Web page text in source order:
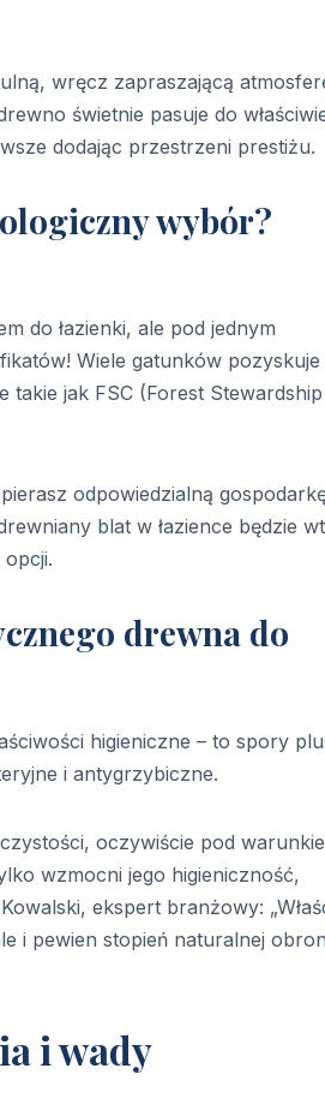
wręcz zapraszającą
świetnie pasuje do
dodając przestrzeni prestiżu.
wybór?
do łazienki, ale pod jednym
Wiele gatunków pozyskuje
jak FSC (Forest Stewardship
odpowiedzialną
blat w łazience będzie
drewna do
higieniczne – to spory
i antygrzybiczne.
oczywiście pod
wzmocni jego higieniczność,
ekspert branżowy:
i pewien stopień naturalnej
i wady